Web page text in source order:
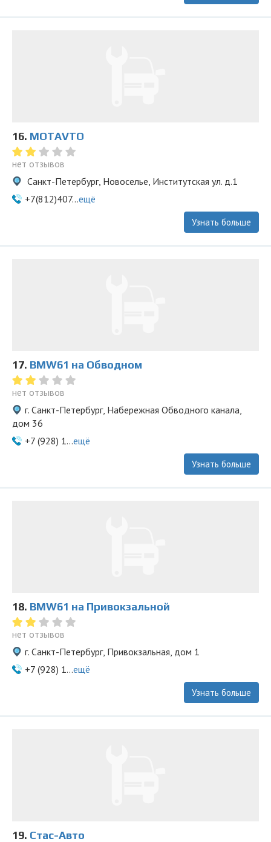
16. MOTAVTO
нет отзывов
Санкт-Петербург, Новоселье, Институтская ул. д.1
+7(812)407...ещё
Узнать больше
17. BMW61 на Обводном
нет отзывов
г. Санкт-Петербург, Набережная Обводного канала,
дом 36
+7 (928) 1...ещё
Узнать больше
18. BMW61 на Привокзальной
нет отзывов
г. Санкт-Петербург, Привокзальная, дом 1
+7 (928) 1...ещё
Узнать больше
19. Стас-Aвто